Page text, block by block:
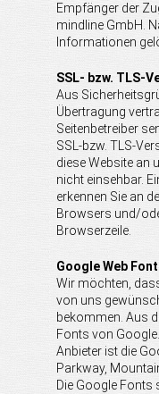
Empfänger der
mindline GmbH.
Informationen
SSL- bzw. TLS-
Aus
Übertragung
Seitenbetreiber
SSL-bzw. TLS-
diese Website an
nicht einsehbar.
erkennen Sie an
Browsers und/
Browserzeile.
Google Web
Wir möchten,
von uns
bekommen. Aus
Fonts von Google.
Anbieter ist die
Parkway,
Die Google Fonts